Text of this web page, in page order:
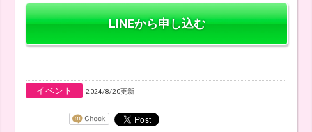
LINEから申し込む
イベント 2024/8/20更新